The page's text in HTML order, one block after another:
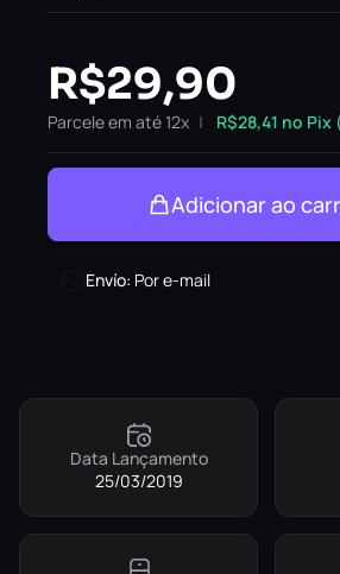
R$29,90
Parcele em até 12x R$28,41 no Pix
Adicionar ao
Envío: Por e-mail
Data Lançamento
25/03/2019